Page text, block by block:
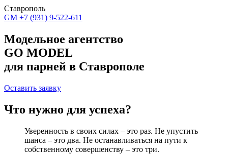
Ставрополь
GM +7 (931) 9-522-611
Модельное агентство
GO MODEL
для парней в Ставрополе
Оставить заявку
Что нужно для успеха?
Уверенность в своих силах – это раз. Не упустить
шанса – это два. Не останавливаться на пути к
собственному совершенству – это три.